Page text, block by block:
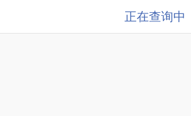
正在查询中